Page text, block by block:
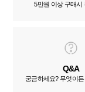
5만원 이상 구매시
Q&A
궁금하세요? 무엇이